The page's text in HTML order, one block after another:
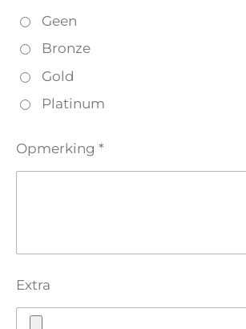
Geen
Bronze
Gold
Platinum
Opmerking *
Extra